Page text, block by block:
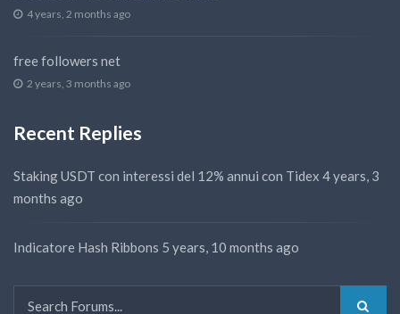
4 years, 2 months ago
free followers net
2 years, 3 months ago
Recent Replies
Staking USDT con interessi del 12% annui con Tidex 4 years, 3
months ago
Indicatore Hash Ribbons 5 years, 10 months ago